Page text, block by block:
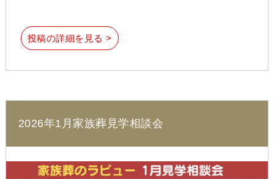
投稿の詳細を見る >
2026年1月家族葬見学相談会